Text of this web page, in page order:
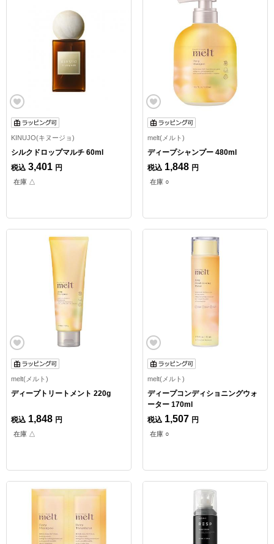
KINUJO(キヌージョ)
シルクドロップマルチ 60ml
税込 3,401 円
在庫 △
melt(メルト)
ディープシャンプー 480ml
税込 1,848 円
在庫 ○
melt(メルト)
ディープトリートメント 220g
税込 1,848 円
在庫 △
melt(メルト)
ディープコンディショニングウォ
ーター 170ml
税込 1,507 円
在庫 ○